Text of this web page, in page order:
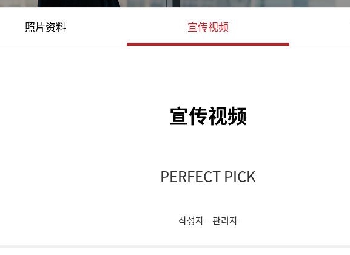
照片资料 宣传视频
宣传视频
PERFECT PICK
작성자 관리자